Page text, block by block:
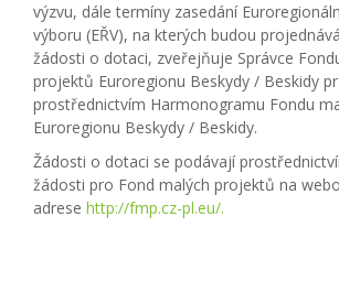
výzvu, dále termíny zasedání
výboru (EŘV), na kterých budou
žádosti o dotaci, zveřejňuje Správce
projektů Euroregionu Beskydy / Beskidy
prostřednictvím Harmonogramu Fondu
Euroregionu Beskydy / Beskidy.
Žádosti o dotaci se podávají
žádosti pro Fond malých projektů na
adrese http://fmp.cz-pl.eu/.